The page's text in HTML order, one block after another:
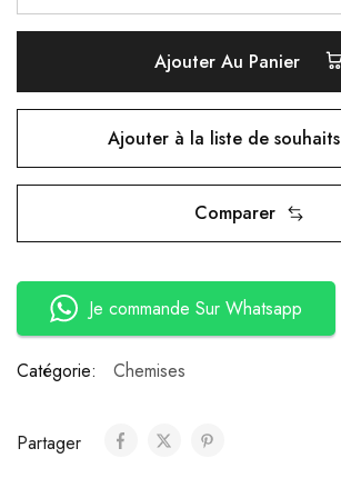
Ajouter Au Panier
Ajouter à la liste de souhaits
Comparer
Je commande Sur Whatsapp
Catégorie: Chemises
Partager